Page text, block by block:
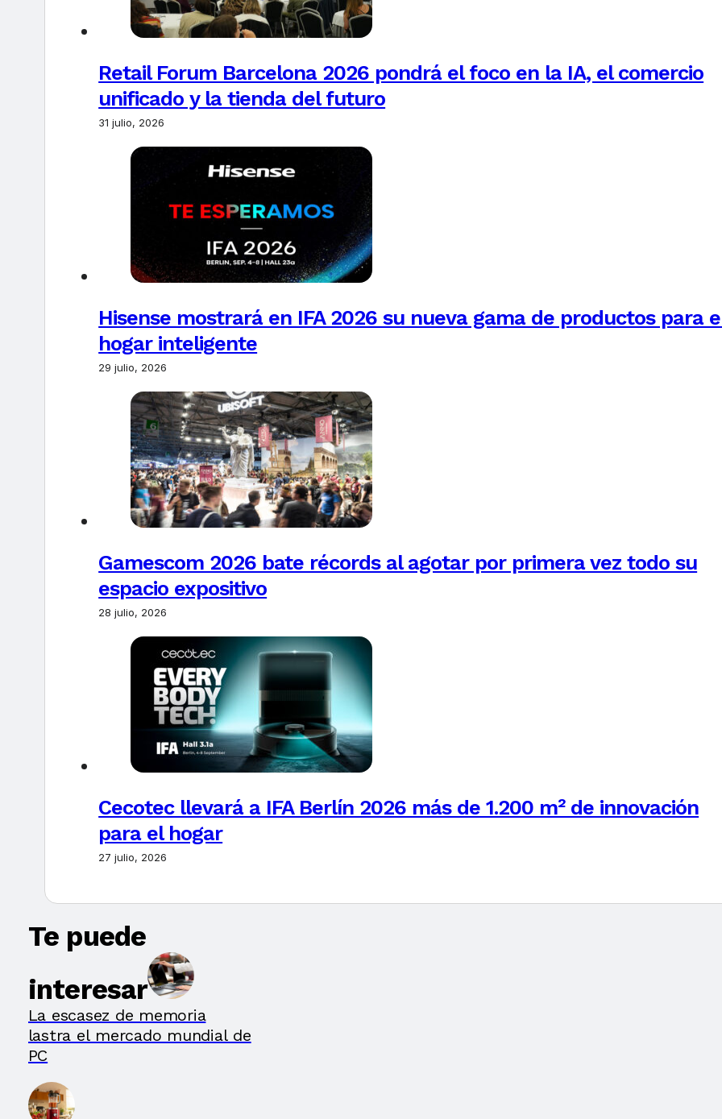
Retail Forum Barcelona 2026 pondrá el foco en la IA, el comercio
unificado y la tienda del futuro
31 julio, 2026
Hisense mostrará en IFA 2026 su nueva gama de productos para
hogar inteligente
29 julio, 2026
Gamescom 2026 bate récords al agotar por primera vez todo su
espacio expositivo
28 julio, 2026
Cecotec llevará a IFA Berlín 2026 más de 1.200 m² de innovación
para el hogar
27 julio, 2026
Te puede
interesar
La escasez de memoria
lastra el mercado mundial de
PC